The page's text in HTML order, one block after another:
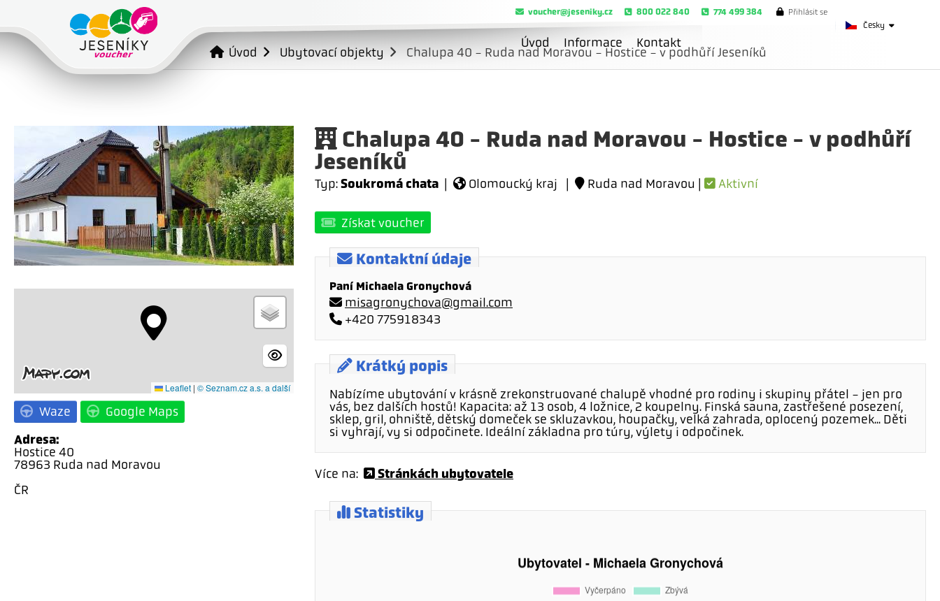
Česky
voucher@jeseniky.cz 800 022 840 774 499 384 Přihlásit se
Úvod Informace Kontakt
Úvod Ubytovací objekty Chalupa 40 - Ruda nad Moravou - Hostice - v podhůří Jeseníků
Leaflet | © Seznam.cz a.s. a další
Waze Google Maps
Adresa:
Hostice 40
78963 Ruda nad Moravou
ČR
Chalupa 40 - Ruda nad Moravou - Hostice - v podhůří
Jeseníků
Typ: Soukromá chata Olomoucký kraj | Ruda nad Moravou | Aktivní
Získat voucher
Kontaktní údaje
Paní Michaela Gronychová
misagronychova@gmail.com
+420 775918343
Krátký popis
Nabízíme ubytování v krásně zrekonstruované chalupě vhodné pro rodiny i skupiny přátel - jen pro
vás, bez dalších hostů! Kapacita: až 13 osob, 4 ložnice, 2 koupelny. Finská sauna, zastřešené posezení,
sklep, gril, ohniště, dětský domeček se skluzavkou, houpačky, velká zahrada, oplocený pozemek... Děti
si vyhrají, vy si odpočinete. Ideální základna pro túry, výlety i odpočinek.
Více na: Stránkách ubytovatele
Statistiky